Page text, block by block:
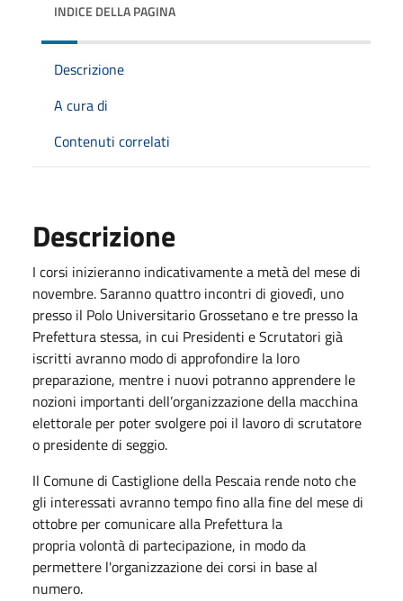
INDICE DELLA PAGINA
Descrizione
A cura di
Contenuti correlati
Descrizione
I corsi inizieranno indicativamente a metà del mesedi
novembre. Saranno quattro incontri di giovedì, uno
presso il Polo Universitario Grossetano e tre presso la
Prefettura stessa, in cui Presidenti e Scrutatori già
iscritti avranno modo di approfondire la loro
preparazione, mentre i nuovi potranno apprendere le
nozioni importanti dell’organizzazione della macchina
elettorale per poter svolgere poi il lavoro di scrutatore
o presidente di seggio.
Il Comune di Castiglione della Pescaia rende noto che
gli interessati avranno tempo fino alla fine del mesedi
ottobre per comunicare alla Prefettura la
propria volontà di partecipazione, in modo da
permettere l'organizzazione dei corsi in base al
numero.